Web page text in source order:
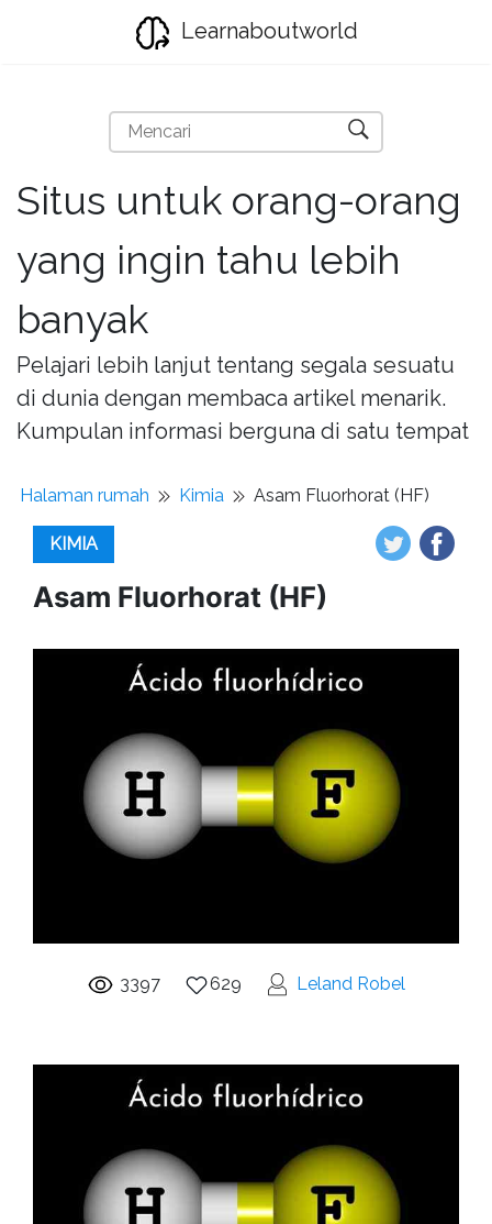
Learnaboutworld
Situs untuk orang-orang
yang ingin tahu lebih
banyak
Pelajari lebih lanjut tentang segala sesuatu
di dunia dengan membaca artikel menarik.
Kumpulan informasi berguna di satu tempat
Halaman rumah Kimia Asam Fluorhorat (HF)
KIMIA
Asam Fluorhorat (HF)
3397 629 Leland Robel